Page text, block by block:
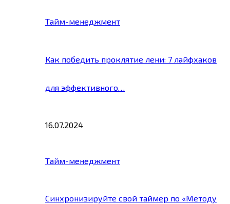
Тайм-менеджмент
Как победить проклятие лени: 7 лайфхаков
для эффективного…
16.07.2024
Тайм-менеджмент
Синхронизируйте свой таймер по «Методу